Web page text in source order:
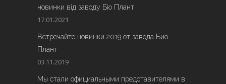
новинки від заводу Біо Плант
17.01.2021
Встречайте новинки 2019 от завода Био
Плант
03.11.2019
Мы стали официальными представителями в